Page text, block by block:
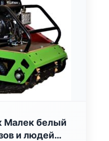
Малек белый
и людей